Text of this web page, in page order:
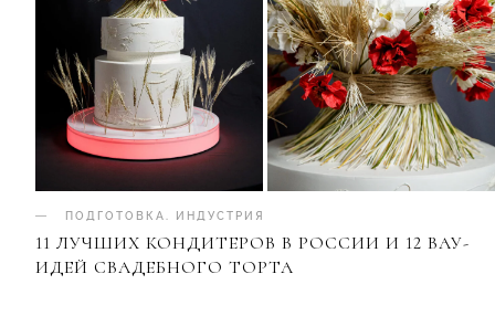
ПОДГОТОВКА ИНДУСТРИЯ
11 ЛУЧШИХ КОНДИТЕРОВ В РОССИИ И 12 ВАУ-
ИДЕЙ СВАДЕБНОГО ТОРТА